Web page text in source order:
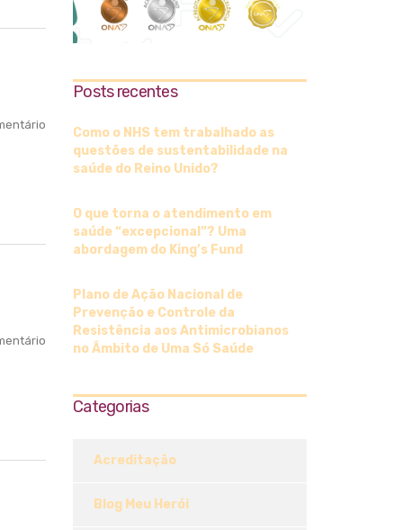
Posts recentes
Como o NHS tem trabalhado as
questões de sustentabilidade na
saúde do Reino Unido?
O que torna o atendimento em
saúde “excepcional”? Uma
abordagem do King’s Fund
Plano de Ação Nacional de
Prevenção e Controle da
Resistência aos Antimicrobianos
no Âmbito de Uma Só Saúde
Categorias
Acreditação
Blog Meu Herói